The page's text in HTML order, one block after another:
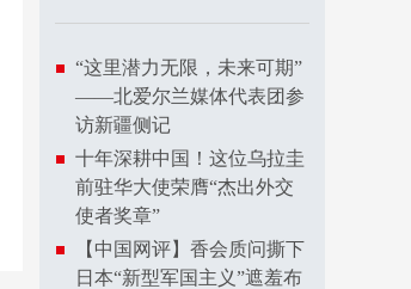
“这里潜力无限，未来可期”
——北爱尔兰媒体代表团参
访新疆侧记
十年深耕中国！这位乌拉圭
前驻华大使荣膺“杰出外交
使者奖章”
【中国网评】香会质问撕下
日本“新型军国主义”遮羞布